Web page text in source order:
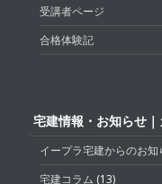
受講者ページ
合格体験記
宅建情報・お知らせ
イープラ宅建からのお知
宅建コラム (13)